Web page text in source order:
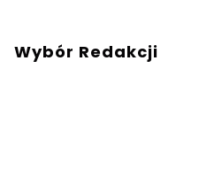
Wybór Redakcji